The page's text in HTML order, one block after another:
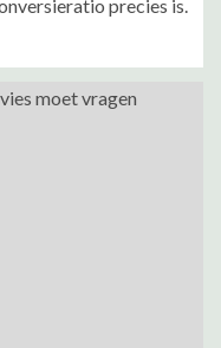
precies is.